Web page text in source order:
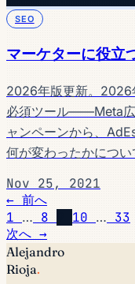
SEO
マーケターに役立
2026年版更新。2026
必須ツール——Meta
ャンペーンから、
何が変わったかについ
Nov 25, 2021
← 前へ
1 … 8 10 … 33
次へ →
Alejandro
Rioja.